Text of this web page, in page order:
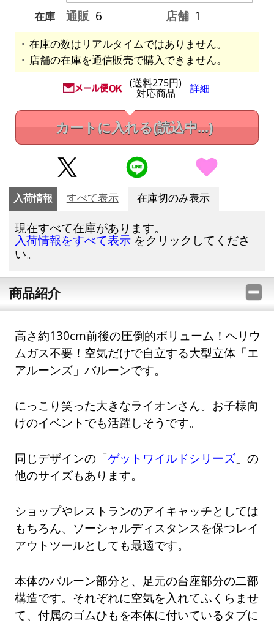
在庫
通販 6 店舗 1
在庫の数はリアルタイムではありません。
店舗の在庫を通信販売で購入できません。
(送料275円)
対応商品 詳細
カートに入れる(読込中...)
入荷情報 すべて表示 在庫切のみ表示
現在すべて在庫があります。
入荷情報をすべて表示 をクリックしてくださ
い。
商品紹介
高さ約130cm前後の圧倒的ボリューム！ヘリウ
ムガス不要！空気だけで自立する大型立体「エ
アルーンズ」バルーンです。
にっこり笑った大きなライオンさん。お子様向
けのイベントでも活躍しそうです。
同じデザインの「ゲットワイルドシリーズ 」の
他のサイズもあります。
ショップやレストランのアイキャッチとしては
もちろん、ソーシャルディスタンスを保つレイ
アウトツールとしても最適です。
本体のバルーン部分と、足元の台座部分の二部
構造です。それぞれに空気を入れてふくらませ
て、付属のゴムひもを本体に付いているタブに